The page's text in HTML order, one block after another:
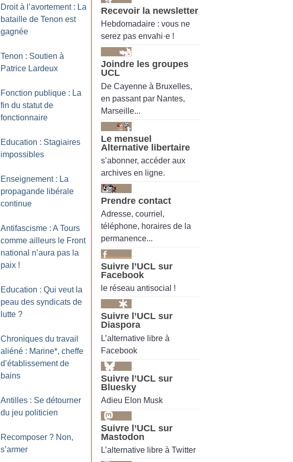
Droit à l’avortement : La
bataille de Tenon est
gagnée
Tenon : Soutien à
Patrice Lardeux
Fonction publique : La
fin du statut de
fonctionnaire
Education : Stagiaires
impossibles
Enseignement : La
propagande libérale
continue
Antifascisme : A Tours
comme ailleurs le Front
national n’aura pas la
paix !
Education : Qui veut la
peau des syndicats de
lutte ?
Chroniques du travail
aliéné : Marine*, cheffe
d’établissement de
bains
Antilles : Se détourner
du jeu politicien
Recomposer ? Non,
s’armer
Recevoir la newsletter
Hebdomadaire : vous ne
serez pas envahi·e !
Joindre les groupes
UCL
De Cayenne à Bruxelles,
en passant par Nantes,
Marseille...
Le mensuel
Alternative libertaire
s’abonner, accéder aux
archives en ligne.
Prendre contact
Adresse, courriel,
téléphone, horaires de la
permanence...
Suivre l’UCL sur
Facebook
le réseau antisocial !
Suivre l’UCL sur
Diaspora
L’alternative libre à
Facebook
Suivre l’UCL sur
Bluesky
Adieu Elon Musk
Suivre l’UCL sur
Mastodon
L’alternative libre à Twitter